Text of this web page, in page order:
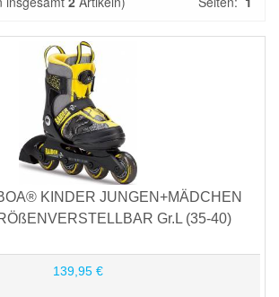
KINDER JUNGEN+MÄDCHEN
Gr.L (35-40)
139,95 €